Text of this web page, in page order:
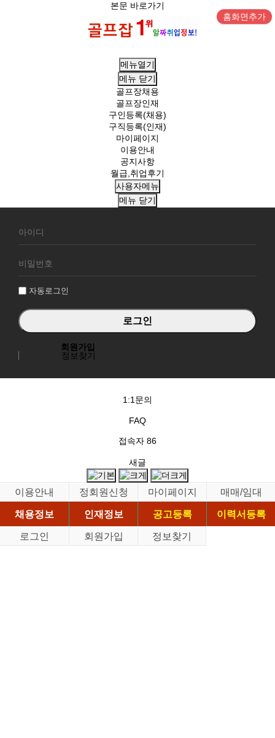
본문 바로가기
홈화면추가
메뉴열기
메뉴 닫기
골프장채용
골프장인재
구인등록(채용)
구직등록(인재)
마이페이지
이용안내
공지사항
월급,취업후기
사용자메뉴
메뉴 닫기
원
그
자동로그인
회원가입
정보찾기
1:1문의
FAQ
접속자 86
새글
이용안내 정회원신청 마이페이지
매매/임대
채용정보
인재정보 공고등록
이력서등록
로그인
회원가입 정보찾기